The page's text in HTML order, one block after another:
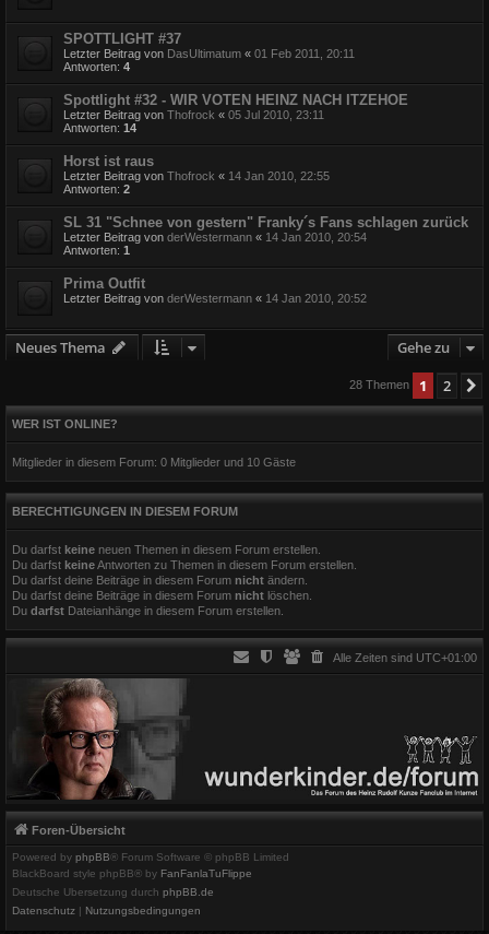
SPOTTLIGHT #37
Letzter Beitrag von DasUltimatum « 01 Feb 2011, 20:11
Antworten: 4
Spottlight #32 - WIR VOTEN HEINZ NACH ITZEHOE
Letzter Beitrag von Thofrock « 05 Jul 2010, 23:11
Antworten: 14
Horst ist raus
Letzter Beitrag von Thofrock « 14 Jan 2010, 22:55
Antworten: 2
SL 31 "Schnee von gestern" Franky´s Fans schlagen zurück
Letzter Beitrag von derWestermann « 14 Jan 2010, 20:54
Antworten: 1
Prima Outfit
Letzter Beitrag von derWestermann « 14 Jan 2010, 20:52
Neues Thema Gehe zu
28 Themen 1 2
WER IST ONLINE?
Mitglieder in diesem Forum: 0 Mitglieder und 10 Gäste
BERECHTIGUNGEN IN DIESEM FORUM
Du darfst keine neuen Themen in diesem Forum erstellen.
Du darfst keineAntworten zu Themen in diesem Forum erstellen.
Du darfst deine Beiträge in diesem Forum nicht ändern.
Du darfst deine Beiträge in diesem Forum nicht löschen.
Du darfst Dateianhänge in diesem Forum erstellen.
Alle Zeiten sind UTC+01:00
Foren-Übersicht
Powered by phpBB® Forum Software © phpBB Limited
BlackBoard style phpBB® by FanFanlaTuFlippe
Deutsche Übersetzung durch phpBB.de
Datenschutz | Nutzungsbedingungen